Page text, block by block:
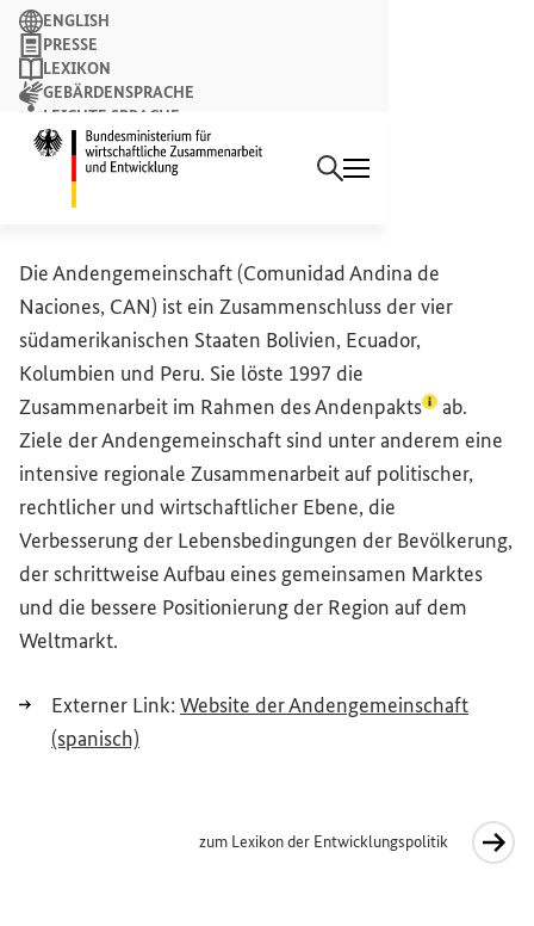
Suchbegriff
Suchen
ENGLISH
PRESSE
LEXIKON
GEBÄRDENSPRACHE
LEICHTE SPRACHE
NEWSLETTER
Andengemeinschaft
Die Andengemeinschaft (Comunidad Andina de
Naciones, CAN) ist ein Zusammenschluss der vier
südamerikanischen Staaten Bolivien, Ecuador,
Kolumbien und Peru. Sie löste 1997 die
Zusammenarbeit im Rahmen desAndenpakts(Lexikon-
ab.
Ziele der Andengemeinschaft sind unter anderem eine
intensive regionale Zusammenarbeit auf politischer,
rechtlicher und wirtschaftlicher Ebene, die
Verbesserung der Lebensbedingungen der Bevölkerung,
der schrittweise Aufbau eines gemeinsamen Marktes
und die bessere Positionierung der Region auf dem
Weltmarkt.
Externer Link:Website der Andengemeinschaft
(spanisch)
zum Lexikon der Entwicklungspolitik
Interner Link